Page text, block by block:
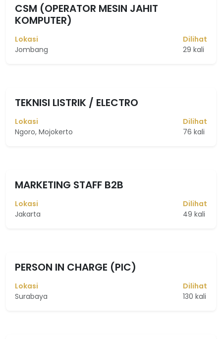
CSM (OPERATOR MESIN JAHIT
KOMPUTER)
Lokasi
Jombang
Dilihat
29 kali
TEKNISI LISTRIK / ELECTRO
Lokasi
Ngoro, Mojokerto
Dilihat
76 kali
MARKETING STAFF B2B
Lokasi
Jakarta
Dilihat
49 kali
PERSON IN CHARGE (PIC)
Lokasi
Surabaya
Dilihat
130 kali